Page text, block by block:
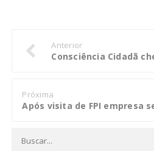
Anterior
Próxima